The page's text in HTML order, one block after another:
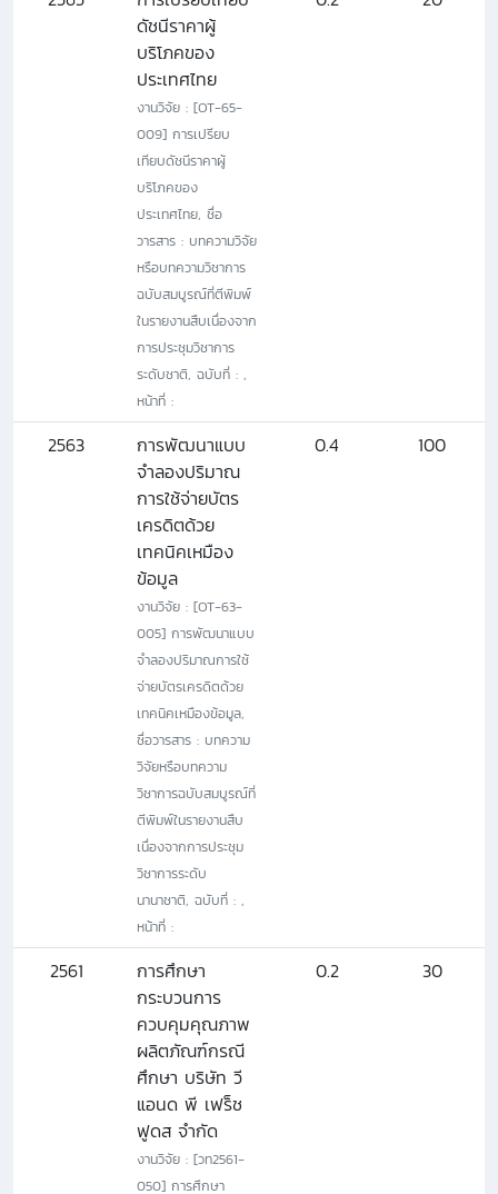
ดัชนีราคาผู้
บริโภคของ
ประเทศไทย
งานวิจัย : [OT-65-
009] การเปรียบ
เทียบดัชนีราคาผู้
บริโภคของ
ประเทศไทย, ชื่อ
วารสาร : บทความวิจัย
หรือบทความวิชาการ
ฉบับสมบูรณ์ที่ตีพิมพ์
ในรายงานสืบเนื่องจาก
การประชุมวิชาการ
ระดับชาติ, ฉบับที่ : ,
หน้าที่ :
2563
การพัฒนาแบบ
จำลองปริมาณ
การใช้จ่ายบัตร
เครดิตด้วย
เทคนิคเหมือง
ข้อมูล
งานวิจัย : [OT-63-
005] การพัฒนาแบบ
จำลองปริมาณการใช้
จ่ายบัตรเครดิตด้วย
เทคนิคเหมืองข้อมูล,
ชื่อวารสาร : บทความ
วิจัยหรือบทความ
วิชาการฉบับสมบูรณ์ที่
ตีพิมพ์ในรายงานสืบ
เนื่องจากการประชุม
วิชาการระดับ
นานาชาติ, ฉบับที่ : ,
หน้าที่ :
0.4 100
2561
การศึกษา
กระบวนการ
ควบคุมคุณภาพ
ผลิตภัณฑ์กรณี
ศึกษา บริษัท วี
แอนด พี เฟร็ช
ฟูดส จำกัด
งานวิจัย : [วท2561-
050] การศึกษา
0.2 30